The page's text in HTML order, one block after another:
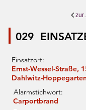
029
Einsatzort:
Ernst-Wessel-Straße,
Dahlwitz-
Alarmstichwort:
Carportbrand